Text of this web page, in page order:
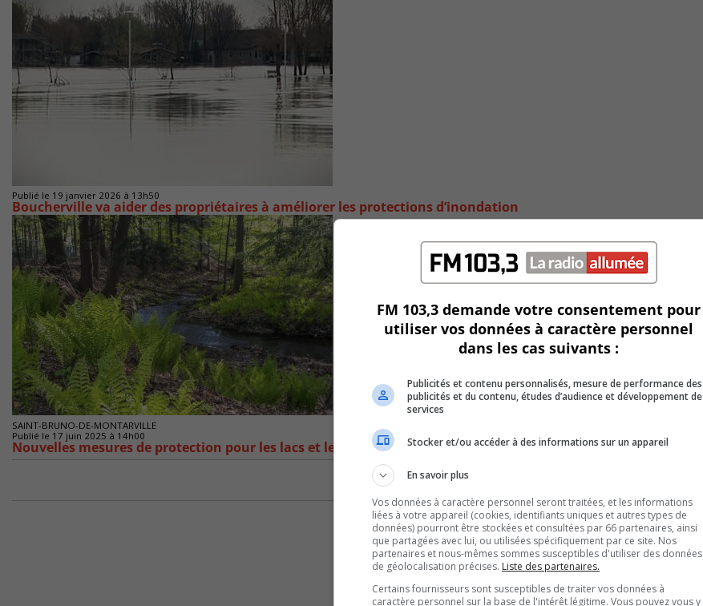
Publié le 19 janvier 2026 à 13h50
Boucherville va aider des propriétaires à améliorer les protections d’inondation
SAINT-BRUNO-DE-MONTARVILLE
Publié le 17 juin 2025 à 14h00
Nouvelles mesures de protection pour les lacs et les rivières à Saint-Bruno-de-Montarville
FM 103,3 demande votre consentement pour
utiliser vos données à caractère personnel
dans les cas suivants :
Publicités et contenu personnalisés, mesure de performance des
publicités et du contenu, études d’audience et développement de
services
Stocker et/ou accéder à des informations sur un appareil
En savoir plus
Vos données à caractère personnel seront traitées, et les informations
liées à votre appareil (cookies, identifiants uniques et autres types de
données) pourront être stockées et consultées par 66 partenaires, ainsi
que partagées avec lui, ou utilisées spécifiquement par ce site. Nos
partenaires et nous-mêmes sommes susceptibles d'utiliser des données
de géolocalisation précises. Liste des partenaires.
Certains fournisseurs sont susceptibles de traiter vos données à
caractère personnel sur la base de l'intérêt légitime. Vous pouvez vous y